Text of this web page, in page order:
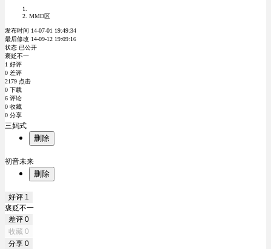
MMD区
发布时间 14-07-01 19:49:34
最后修改 14-09-12 19:09:16
状态 已公开
褒贬不一
1 好评
0 差评
2179 点击
0 下载
6 评论
0 收藏
0 分享
三妈式
删除
初音未来
删除
好评 1
褒贬不一
差评 0
收藏 0
分享 0